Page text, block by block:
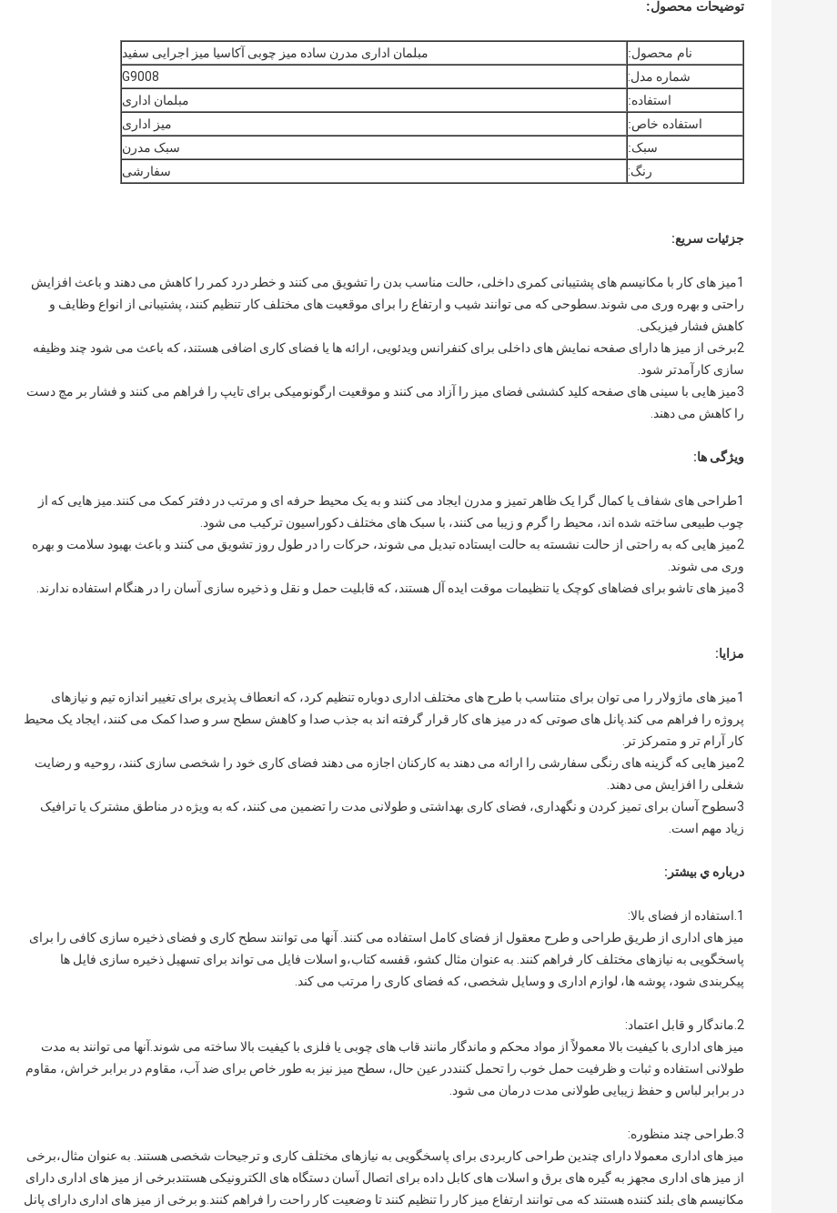
توضیحات محصول:
نام محصول:
مبلمان اداری مدرن ساده میز چوبی آکاسیا میز اجرایی سفید
شماره مدل:
G9008
استفاده:
مبلمان اداری
استفاده خاص:
میز اداری
سبک:
سبک مدرن
رنگ:
سفارشی
جزئیات سریع:
1میز های کار با مکانیسم های پشتیبانی کمری داخلی، حالت مناسب بدن را تشویق می کنند و خطر درد کمر را کاهش می دهند و باعث افزایش
راحتی و بهره وری می شوند.سطوحی که می توانند شیب و ارتفاع را برای موقعیت های مختلف کار تنظیم کنند، پشتیبانی از انواع وظایف و
کاهش فشار فیزیکی.
2برخی از میز ها دارای صفحه نمایش های داخلی برای کنفرانس ویدئویی، ارائه ها یا فضای کاری اضافی هستند، که باعث می شود چند وظیفه
سازی کارآمدتر شود.
3میز هایی با سینی های صفحه کلید کششی فضای میز را آزاد می کنند و موقعیت ارگونومیکی برای تایپ را فراهم می کنند و فشار بر مچ دست
را کاهش می دهند.
ویژگی ها:
1طراحی های شفاف یا کمال گرا یک ظاهر تمیز و مدرن ایجاد می کنند و به یک محیط حرفه ای و مرتب در دفتر کمک می کنند.میز هایی که از
چوب طبیعی ساخته شده اند، محیط را گرم و زیبا می کنند، با سبک های مختلف دکوراسیون ترکیب می شود.
2میز هایی که به راحتی از حالت نشسته به حالت ایستاده تبدیل می شوند، حرکات را در طول روز تشویق می کنند و باعث بهبود سلامت و بهره
وری می شوند.
3میز های تاشو برای فضاهای کوچک یا تنظیمات موقت ایده آل هستند، که قابلیت حمل و نقل و ذخیره سازی آسان را در هنگام استفاده ندارند.
مزایا:
1میز های ماژولار را می توان برای متناسب با طرح های مختلف اداری دوباره تنظیم کرد، که انعطاف پذیری برای تغییر اندازه تیم و نیازهای
پروژه را فراهم می کند.پانل های صوتی که در میز های کار قرار گرفته اند به جذب صدا و کاهش سطح سر و صدا کمک می کنند، ایجاد یک محیط
کار آرام تر و متمرکز تر.
2میز هایی که گزینه های رنگی سفارشی را ارائه می دهند به کارکنان اجازه می دهند فضای کاری خود را شخصی سازی کنند، روحیه و رضایت
شغلی را افزایش می دهند.
3سطوح آسان برای تمیز کردن و نگهداری، فضای کاری بهداشتی و طولانی مدت را تضمین می کنند، که به ویژه در مناطق مشترک یا ترافیک
زیاد مهم است.
درباره ي بيشتر:
1. استفاده از فضای بالا:
میز های اداری از طریق طراحی و طرح معقول از فضای کامل استفاده می کنند. آنها می توانند سطح کاری و فضای ذخیره سازی کافی را برای
پاسخگویی به نیازهای مختلف کار فراهم کنند. به عنوان مثال کشو، قفسه کتاب،و اسلات فایل می تواند برای تسهیل ذخیره سازی فایل ها
پیکربندی شود، پوشه ها، لوازم اداری و وسایل شخصی، که فضای کاری را مرتب می کند.
2. ماندگار و قابل اعتماد:
میز های اداری با کیفیت بالا معمولاً از مواد محکم و ماندگار مانند قاب های چوبی یا فلزی با کیفیت بالا ساخته می شوند.آنها می توانند به مدت
طولانی استفاده و ثبات و ظرفیت حمل خوب را تحمل کننددر عین حال، سطح میز نیز به طور خاص برای ضد آب، مقاوم در برابر خراش، مقاوم
در برابر لباس و حفظ زیبایی طولانی مدت درمان می شود.
3.طراحی چند منظوره:
میز های اداری معمولا دارای چندین طراحی کاربردی برای پاسخگویی به نیازهای مختلف کاری و ترجیحات شخصی هستند. به عنوان مثال،برخی
از میز های اداری مجهز به گیره های برق و اسلات های کابل داده برای اتصال آسان دستگاه های الکترونیکی هستندبرخی از میز های اداری دارای
مکانیسم های بلند کننده هستند که می توانند ارتفاع میز کار را تنظیم کنند تا وضعیت کار راحت را فراهم کنند.و برخی از میز های اداری دارای پانل